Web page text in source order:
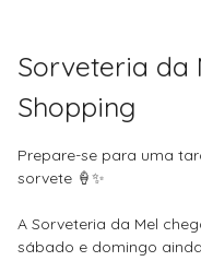
02/06/2026
Sorveteria da
Shopping
Prepare-se para uma
sorvete 🍦✨
A Sorveteria da Mel
sábado e domingo